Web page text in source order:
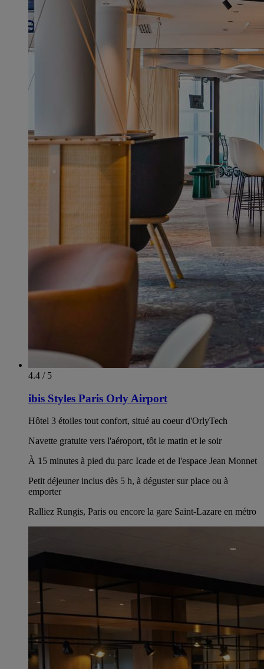
4.4 / 5
ibis Styles Paris Orly Airport
Hôtel 3 étoiles tout confort, situé au coeur d'OrlyTech
Navette gratuite vers l'aéroport, tôt le matin et le soir
À 15 minutes à pied du parc Icade et de l'espace Jean Monnet
Petit déjeuner inclus dès 5 h, à déguster sur place ou à
emporter
Ralliez Rungis, Paris ou encore la gare Saint-Lazare en métro